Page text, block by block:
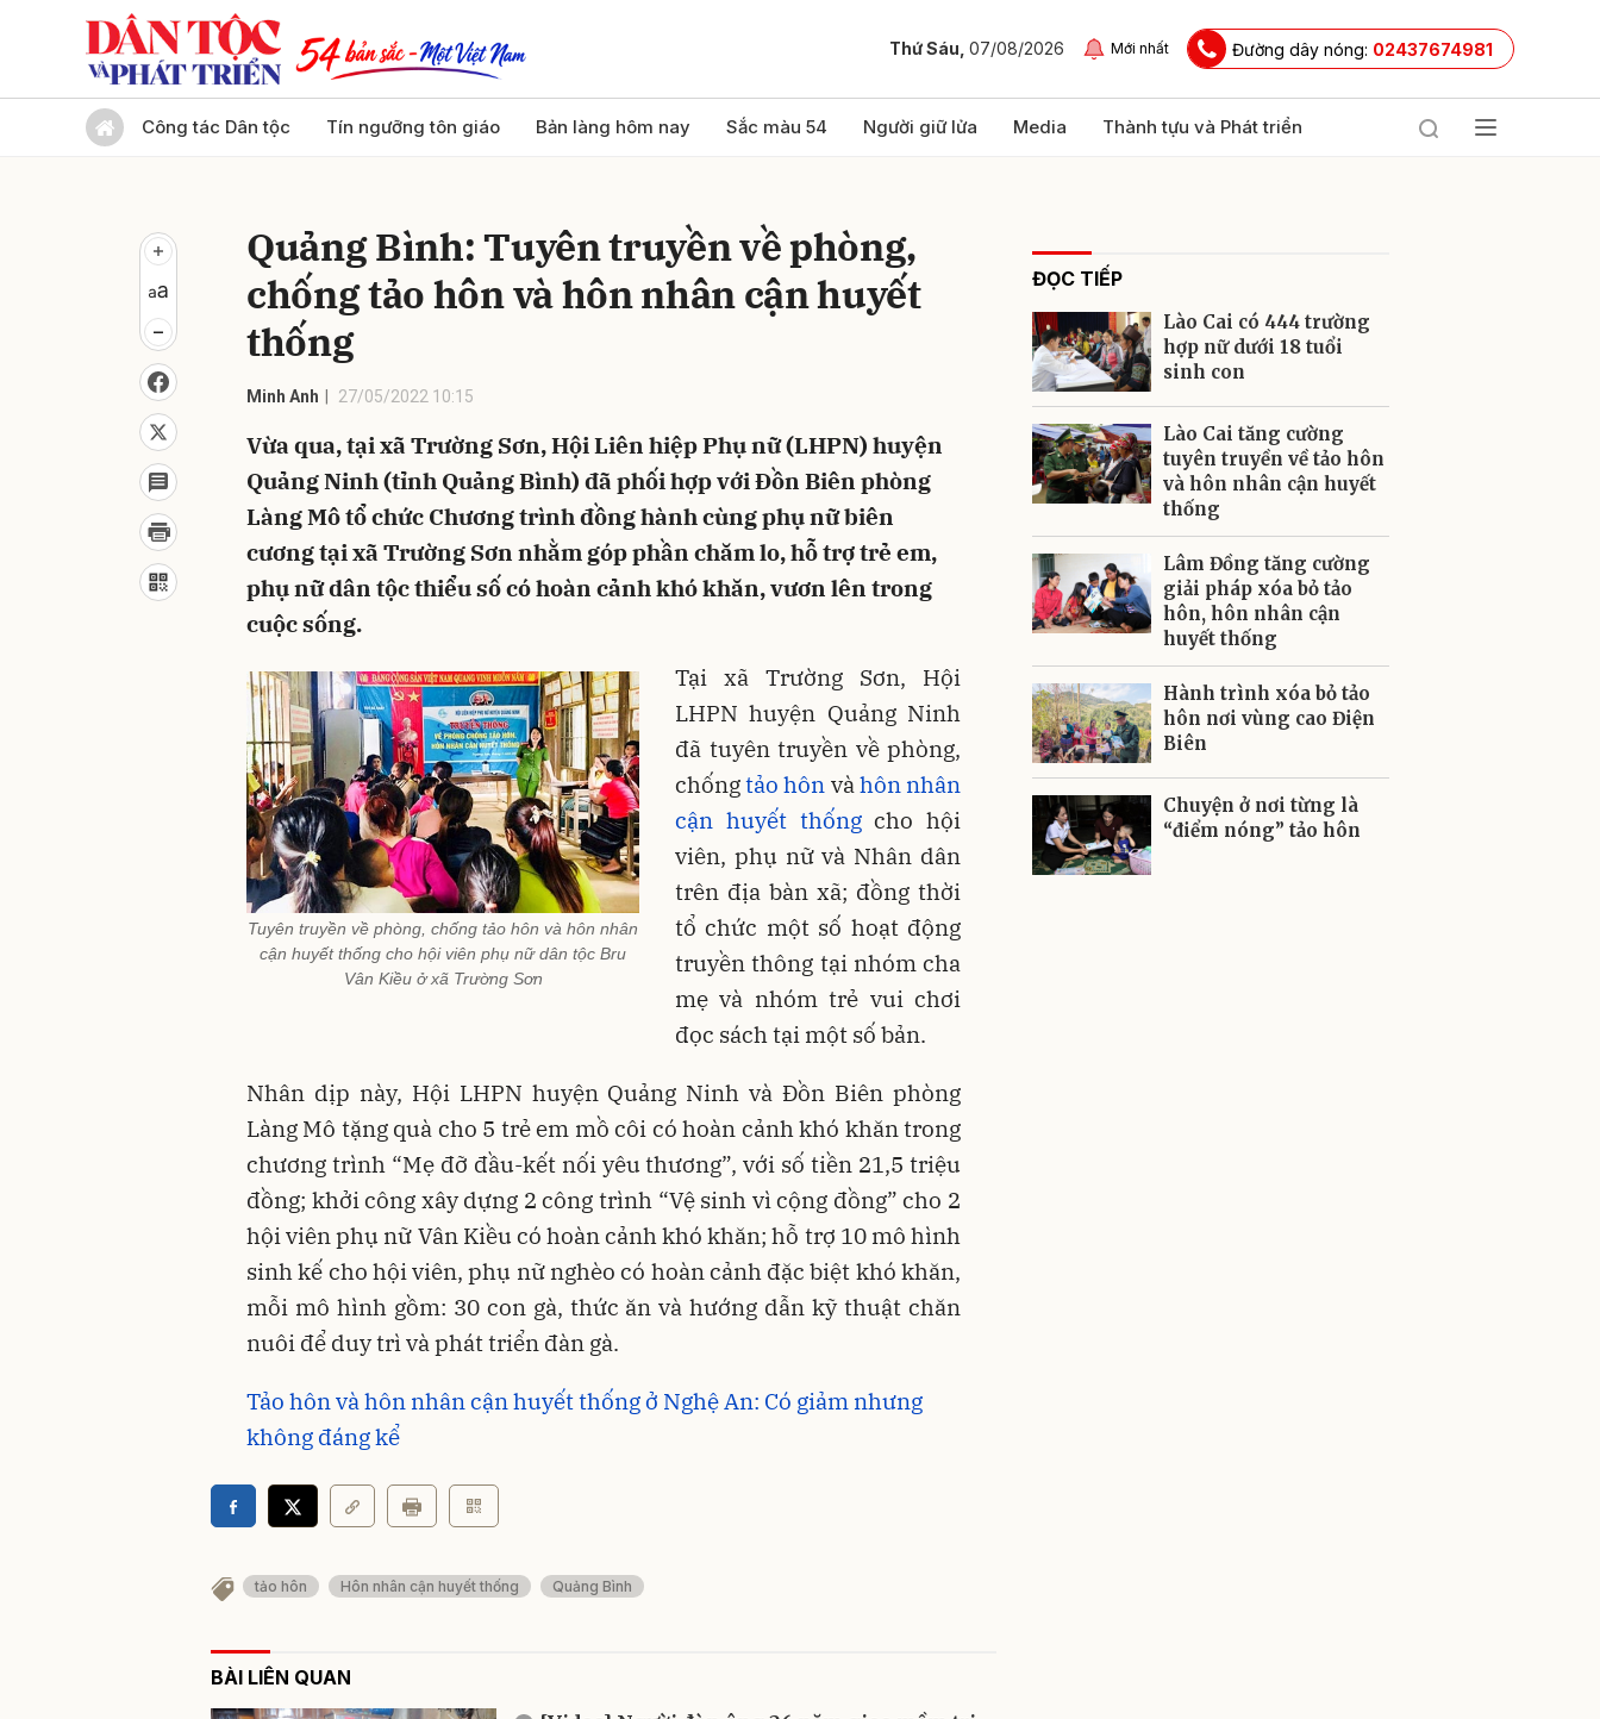
Thứ Sáu, 07/08/2026 Mới nhất Đường dây nóng: 02437674981
Công tác Dân tộc Tín ngưỡng tôn giáo Bản làng hôm nay Sắc màu 54 Người giữ lửa Media Thành tựu và Phát triển
Quảng Bình: Tuyên truyền về phòng,
chống tảo hôn và hôn nhân cận huyết
thống
Minh Anh 27/05/2022 10:15
Vừa qua, tại xã Trường Sơn, Hội Liên hiệp Phụ nữ (LHPN) huyện
Quảng Ninh (tỉnh Quảng Bình) đã phối hợp với Đồn Biên phòng
Làng Mô tổ chức Chương trình đồng hành cùng phụ nữ biên
cương tại xã Trường Sơn nhằm góp phần chăm lo, hỗ trợ trẻ em,
phụ nữ dân tộc thiểu số có hoàn cảnh khó khăn, vươn lên trong
cuộc sống.
Tuyên truyền về phòng, chống tảo hôn và hôn nhân
cận huyết thống cho hội viên phụ nữ dân tộc Bru
Vân Kiều ở xã Trường Sơn
Tại xã Trường Sơn, Hội
LHPN huyện Quảng Ninh
đã tuyên truyền về phòng,
chốngtảo hôn vàhôn nhân
cận huyết thốngcho hội
viên, phụ nữ và Nhân dân
trên địa bàn xã; đồng thời
tổ chức một số hoạt động
truyền thông tại nhóm cha
mẹ và nhóm trẻ vui chơi
đọc sách tại một số bản.
Nhân dịp này, Hội LHPN huyện Quảng Ninh và Đồn Biên phòng
Làng Mô tặng quà cho 5 trẻ em mồ côi có hoàn cảnh khó khăn trong
chương trình “Mẹ đỡ đầu-kết nối yêu thương”, với số tiền 21,5 triệu
đồng; khởi công xây dựng 2 công trình “Vệ sinh vì cộng đồng” cho 2
hội viên phụ nữ Vân Kiều có hoàn cảnh khó khăn; hỗ trợ 10 mô hình
sinh kế cho hội viên, phụ nữ nghèo có hoàn cảnh đặc biệt khó khăn,
mỗi mô hình gồm: 30 con gà, thức ăn và hướng dẫn kỹ thuật chăn
nuôi để duy trì và phát triển đàn gà.
Tảo hôn và hôn nhân cận huyết thống ở Nghệ An: Có giảm nhưng
không đáng kể
tảo hôn Hôn nhân cận huyết thống Quảng Bình
BÀI LIÊN QUAN
ĐỌC TIẾP
Lào Cai có 444 trường
hợp nữ dưới 18 tuổi
sinh con
Lào Cai tăng cường
tuyên truyền về tảo hôn
và hôn nhân cận huyết
thống
Lâm Đồng tăng cường
giải pháp xóa bỏ tảo
hôn, hôn nhân cận
huyết thống
Hành trình xóa bỏ tảo
hôn nơi vùng cao Điện
Biên
Chuyện ở nơi từng là
“điểm nóng” tảo hôn
Gửi bình luận
Gửi